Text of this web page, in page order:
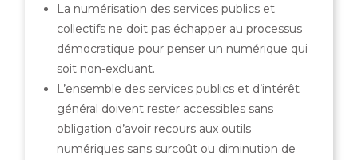
La numérisation des services publics et
collectifs ne doit pas échapper au processus
démocratique pour penser un numérique qui
soit non-excluant.
L’ensemble des services publics et d’intérêt
général doivent rester accessibles sans
obligation d’avoir recours aux outils
numériques sans surcoût ou diminution de